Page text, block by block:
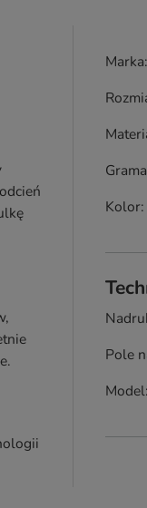
Marka
Kolor
Pole
Model